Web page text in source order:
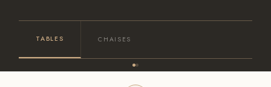
TABLES CHAISES